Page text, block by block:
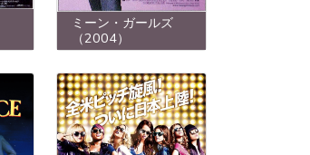
ミーン・ガールズ
（2004）